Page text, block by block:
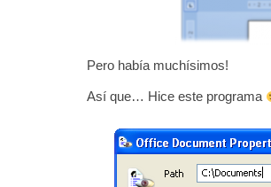
Pero había muchísimos!
Así que… Hice este programa